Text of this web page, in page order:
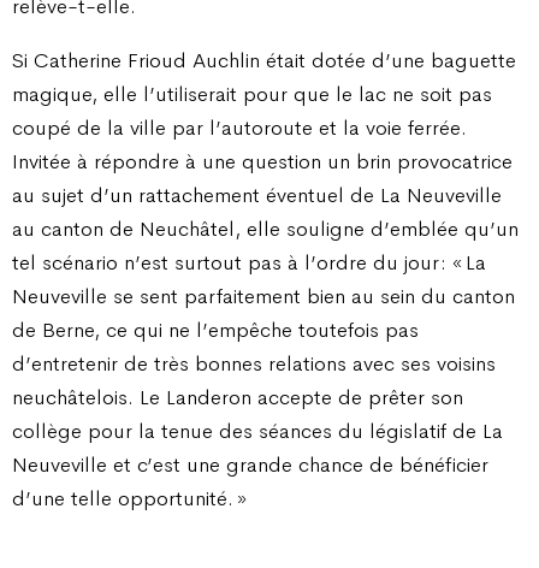
relève-t-elle.
Si Catherine Frioud Auchlin était dotée d’une baguette
magique, elle l’utiliserait pour que le lac ne soit pas
coupé de la ville par l’autoroute et la voie ferrée.
Invitée à répondre à une question un brin provocatrice
au sujet d’un rattachement éventuel de La Neuveville
au canton de Neuchâtel, elle souligne d’emblée qu’un
tel scénario n’est surtout pas à l’ordre du jour : « La
Neuveville se sent parfaitement bien au sein du canton
de Berne, ce qui ne l’empêche toutefois pas
d’entretenir de très bonnes relations avec ses voisins
neuchâtelois. Le Landeron accepte de prêter son
collège pour la tenue des séances du législatif de La
Neuveville et c’est une grande chance de bénéficier
d’une telle opportunité. »